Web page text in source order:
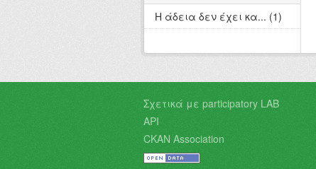
Η άδεια δεν έχει κα... (1)
Σχετικά με participatory LAB
API
CKAN Association